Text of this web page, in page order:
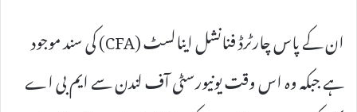
ان کے پاس چارٹرڈ فنانشل اینالسٹ (CFA) کی سند موجود
ہے جبکہ وہ اس وقت یونیورسٹی آف لندن سے ایم بی اے